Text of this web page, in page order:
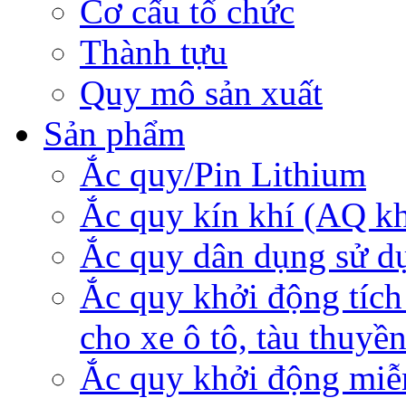
Cơ cấu tổ chức
Thành tựu
Quy mô sản xuất
Sản phẩm
Ắc quy/Pin Lithium
Ắc quy kín khí (AQ
Ắc quy dân dụng sử
Ắc quy khởi động
cho xe ô tô, tàu thuyền
Ắc quy khởi động